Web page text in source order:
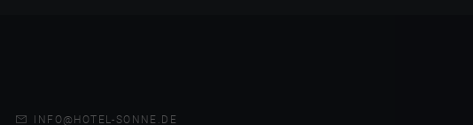
INFO@HOTEL-SONNE.DE